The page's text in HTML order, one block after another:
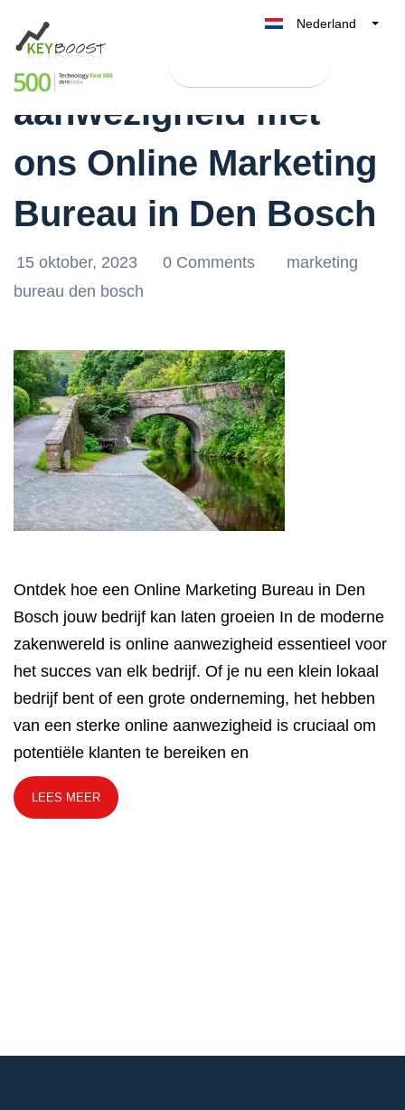
Nederland
België
UK
Italia
Boost je online
aanwezigheid met
ons Online Marketing
Bureau in Den Bosch
15 oktober, 2023 0 Comments
marketing
bureau den bosch
Ontdek hoe een Online Marketing Bureau in Den
Bosch jouw bedrijf kan laten groeien In de moderne
zakenwereld is online aanwezigheid essentieel voor
het succes van elk bedrijf. Of je nu een klein lokaal
bedrijf bent of een grote onderneming, het hebben
van een sterke online aanwezigheid is cruciaal om
potentiële klanten te bereiken en
LEES MEER